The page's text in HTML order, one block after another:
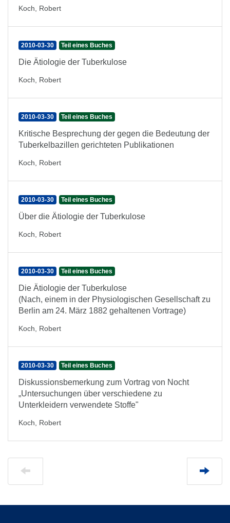
Koch, Robert
2010-03-30 Teil eines Buches
Die Ätiologie der Tuberkulose
Koch, Robert
2010-03-30 Teil eines Buches
Kritische Besprechung der gegen die Bedeutung der
Tuberkelbazillen gerichteten Publikationen
Koch, Robert
2010-03-30 Teil eines Buches
Über die Ätiologie der Tuberkulose
Koch, Robert
2010-03-30 Teil eines Buches
Die Ätiologie der Tuberkulose
(Nach, einem in der Physiologischen Gesellschaft zu
Berlin am 24. März 1882 gehaltenen Vortrage)
Koch, Robert
2010-03-30 Teil eines Buches
Diskussionsbemerkung zum Vortrag von Nocht
„Untersuchungen über verschiedene zu
Unterkleidern verwendete Stoffe"
Koch, Robert